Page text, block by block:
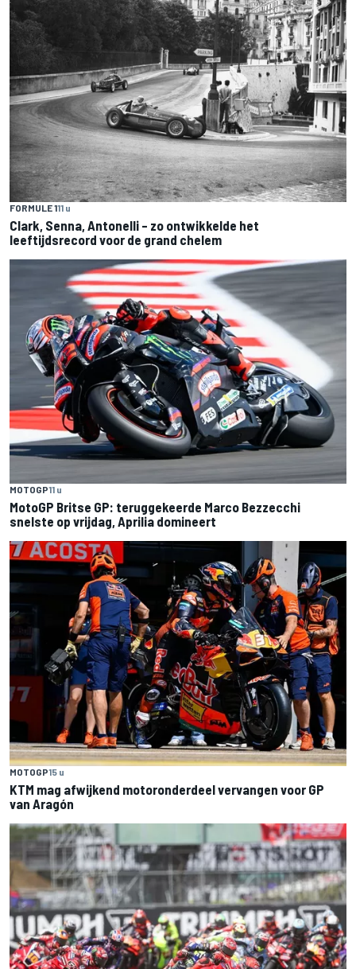
FORMULE 111 u
Clark, Senna, Antonelli – zo ontwikkelde het
leeftijdsrecord voor de grand chelem
MOTOGP11 u
MotoGP Britse GP: teruggekeerde Marco Bezzecchi
snelste op vrijdag, Aprilia domineert
MOTOGP15 u
KTM mag afwijkend motoronderdeel vervangen voor GP
van Aragón